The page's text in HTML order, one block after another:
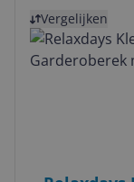
Vergelijken